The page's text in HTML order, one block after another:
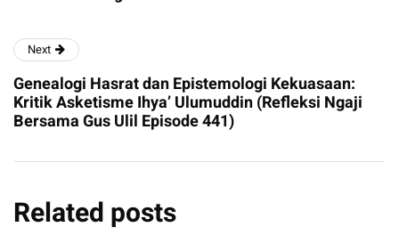
Next
Genealogi Hasrat dan Epistemologi Kekuasaan:
Kritik Asketisme Ihya’ Ulumuddin (Refleksi Ngaji
Bersama Gus Ulil Episode 441)
Related posts